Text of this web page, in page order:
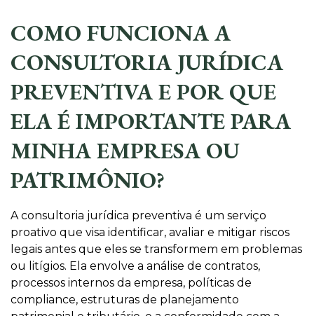
COMO FUNCIONA A
CONSULTORIA JURÍDICA
PREVENTIVA E POR QUE
ELA É IMPORTANTE PARA
MINHA EMPRESA OU
PATRIMÔNIO?
A consultoria jurídica preventiva é um serviço
proativo que visa identificar, avaliar e mitigar riscos
legais antes que eles se transformem em problemas
ou litígios. Ela envolve a análise de contratos,
processos internos da empresa, políticas de
compliance, estruturas de planejamento